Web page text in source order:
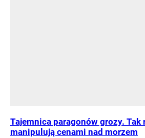
Tajemnica paragonów grozy. Tak
manipulują cenami nad morzem